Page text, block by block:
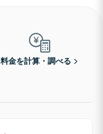
料金を計算・調べる